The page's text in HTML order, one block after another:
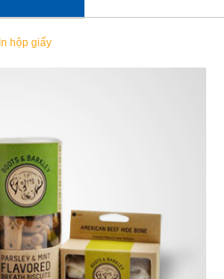
In hộp giấy